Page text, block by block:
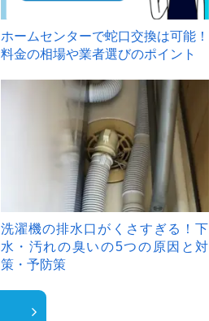
ホームセンターで蛇口交換は可能！
料金の相場や業者選びのポイント
洗濯機の排水口がくさすぎる！下
水・汚れの臭いの5つの原因と対
策・予防策